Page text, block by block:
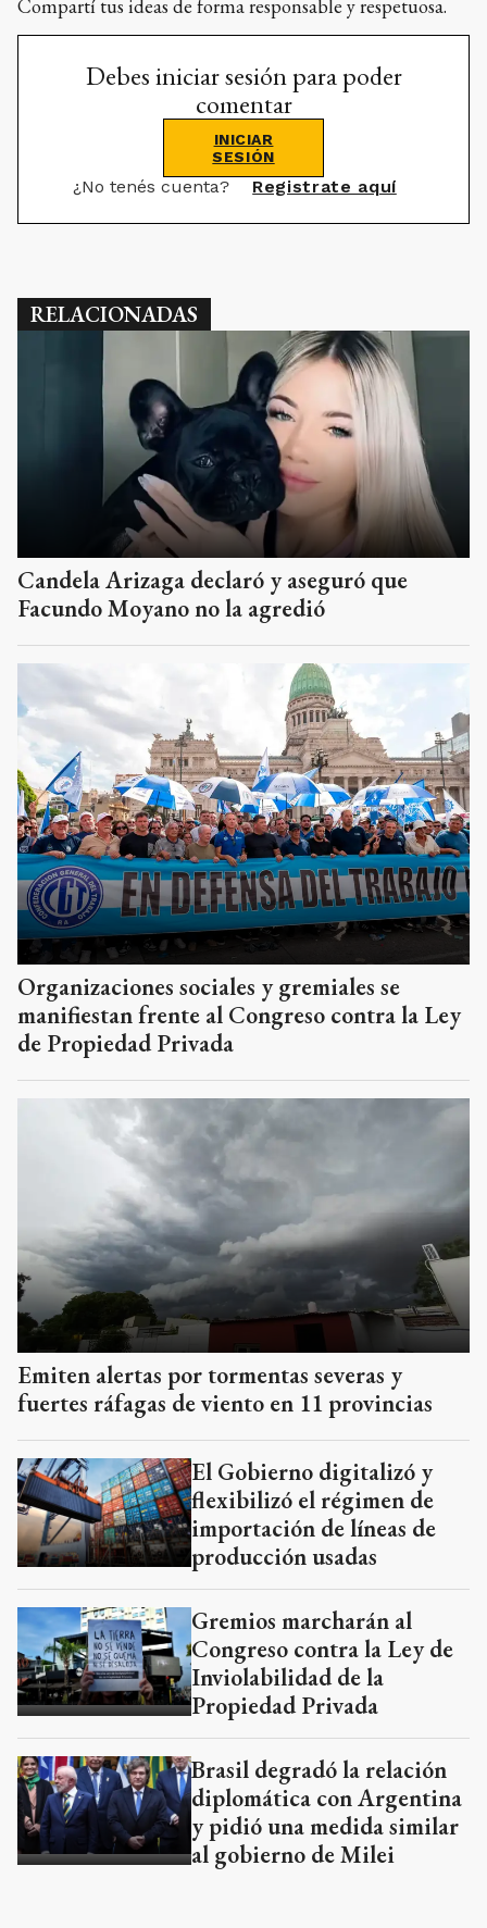
Compartí tus ideas de forma responsable y respetuosa.
Debes iniciar sesión para poder
comentar
INICIAR
SESIÓN
¿No tenés cuenta? Registrate aquí
RELACIONADAS
Candela Arizaga declaró y aseguró que
Facundo Moyano no la agredió
Organizaciones sociales y gremiales se
manifiestan frente al Congreso contra la Ley
de Propiedad Privada
Emiten alertas por tormentas severas y
fuertes ráfagas de viento en 11 provincias
El Gobierno digitalizó y
flexibilizó el régimen de
importación de líneas de
producción usadas
Gremios marcharán al
Congreso contra la Ley de
Inviolabilidad de la
Propiedad Privada
Brasil degradó la relación
diplomática con Argentina
y pidió una medida similar
al gobierno de Milei